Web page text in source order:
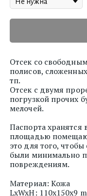
Отсек со
полисов,
тп.
Отсек с двумя
погрузкой прочих
мелочей.
Паспорта хранятся
площадью
это для того,
были минимально
повреждениям.
Материал: Кожа
LxWxH: 110x150x9